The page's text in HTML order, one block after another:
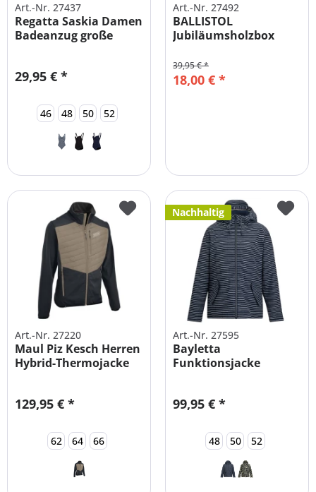
Art.-Nr. 27437
Regatta Saskia Damen
Badeanzug große
29,95 € *
46 48 50 52
Art.-Nr. 27492
BALLISTOL
Jubiläumsholzbox
18,00 € *
39,95 € *
Art.-Nr. 27220
Maul Piz Kesch Herren
Hybrid-Thermojacke
129,95 € *
62 64 66
Nachhaltig
Art.-Nr. 27595
Bayletta
Funktionsjacke
99,95 € *
48 50 52